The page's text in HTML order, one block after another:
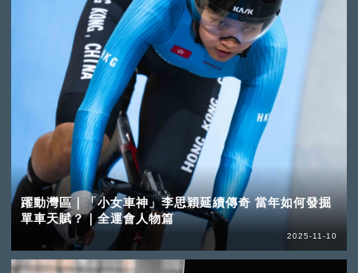
躍動灣區｜「小女車神」李思穎延續傳奇 當年如何發掘
單車天賦？｜全運會人物篇
2025-11-10